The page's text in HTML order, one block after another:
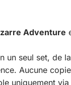
Adventure
un seul set, de
Aucune
uniquement